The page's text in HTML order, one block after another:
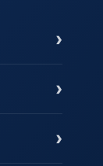
›
›
›